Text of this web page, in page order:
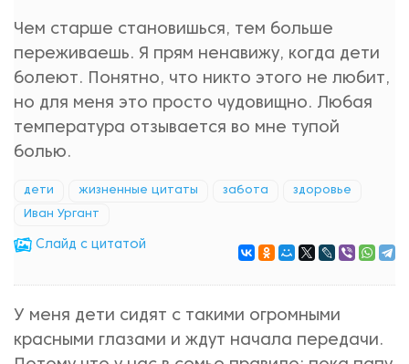
Чем старше становишься, тем больше
переживаешь. Я прям ненавижу, когда дети
болеют. Понятно, что никто этого не любит,
но для меня это просто чудовищно. Любая
температура отзывается во мне тупой
болью.
дети жизненные цитаты забота здоровье
Иван Ургант
Cлайд с цитатой
У меня дети сидят с такими огромными
красными глазами и ждут начала передачи.